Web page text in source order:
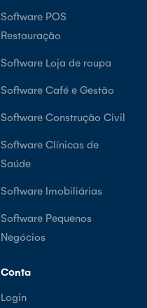
Software POS
Restauração
Software Loja de roupa
Software Café e Gestão
Software Construção Civil
Software Clínicas de
Saúde
Software Imobiliárias
Software Pequenos
Negócios
Conta
Login